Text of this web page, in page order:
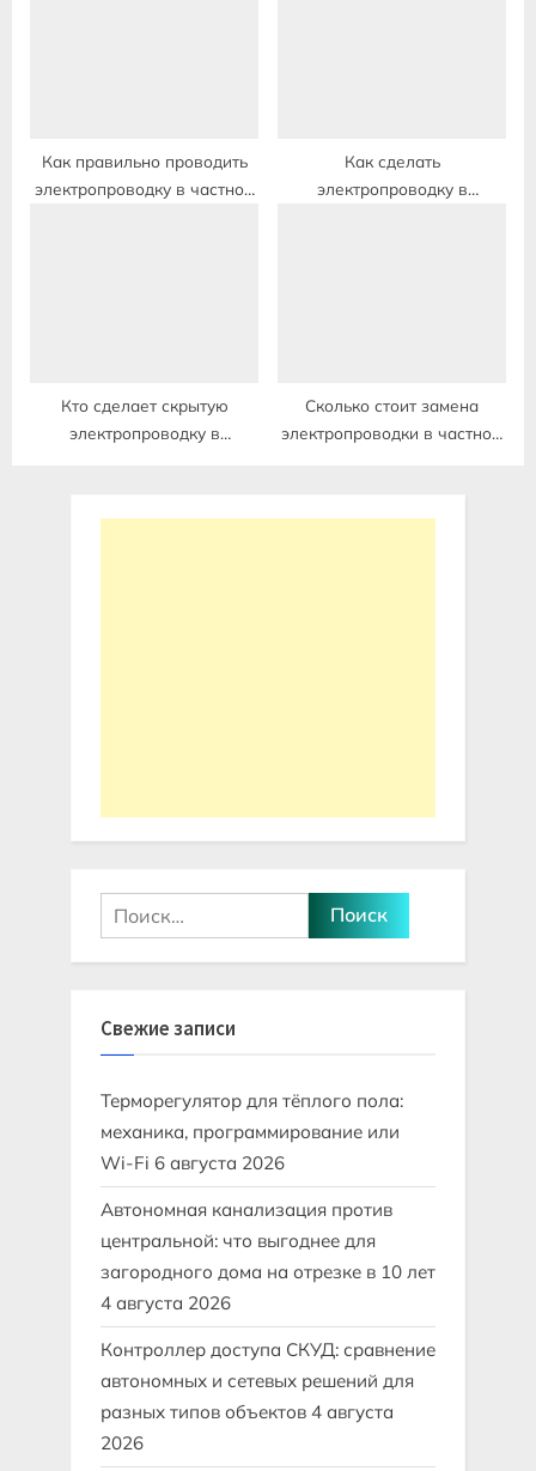
Как правильно проводить
электропроводку в частном
Как сделать
электропроводку в
Кто сделает скрытую
электропроводку в
Сколько стоит замена
электропроводки в частном
Найти:
Свежие записи
Терморегулятор для тёплого пола:
механика, программирование или
Wi-Fi 6 августа 2026
Автономная канализация против
центральной: что выгоднее для
загородного дома на отрезке в 10 лет
4 августа 2026
Контроллер доступа СКУД: сравнение
автономных и сетевых решений для
разных типов объектов 4 августа
2026